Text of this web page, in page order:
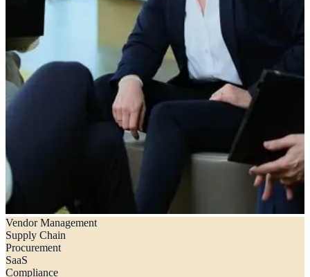
Was ist ein Lieferantenmanagementsystem? Ein Leitfaden für
Manager externer Arbeitskräfte
Vendor Management
Supply Chain
Procurement
SaaS
Compliance